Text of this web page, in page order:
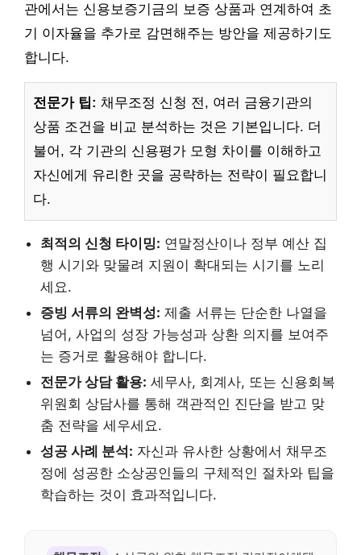
관에서는 신용보증기금의 보증 상품과 연계하여 초
기 이자율을 추가로 감면해주는 방안을 제공하기도
합니다.
전문가 팁: 채무조정 신청 전, 여러 금융기관의
상품 조건을 비교 분석하는 것은 기본입니다. 더
불어, 각 기관의 신용평가 모형 차이를 이해하고
자신에게 유리한 곳을 공략하는 전략이 필요합니
다.
최적의 신청 타이밍: 연말정산이나 정부 예산 집
행 시기와 맞물려 지원이 확대되는 시기를 노리
세요.
증빙 서류의 완벽성: 제출 서류는 단순한 나열을
넘어, 사업의 성장 가능성과 상환 의지를 보여주
는 증거로 활용해야 합니다.
전문가 상담 활용: 세무사, 회계사, 또는 신용회복
위원회 상담사를 통해 객관적인 진단을 받고 맞
춤 전략을 세우세요.
성공 사례 분석: 자신과 유사한 상황에서 채무조
정에 성공한 소상공인들의 구체적인 절차와 팁을
학습하는 것이 효과적입니다.